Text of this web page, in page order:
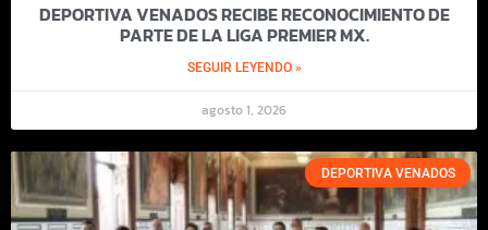
DEPORTIVA VENADOS RECIBE RECONOCIMIENTO DE
PARTE DE LA LIGA PREMIER MX.
SEGUIR LEYENDO »
agosto 1, 2026
DEPORTIVA VENADOS